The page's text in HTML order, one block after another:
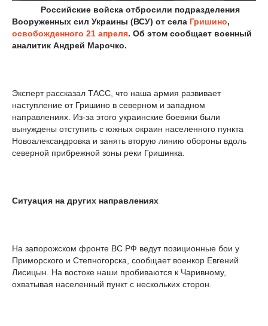
Российские войска отбросили подразделения
Вооруженных сил Украины (ВСУ) от села Гришино,
освобожденного 21 апреля. Об этом сообщает военный
аналитик Андрей Марочко.
Эксперт рассказал ТАСС, что наша армия развивает
наступление от Гришино в северном и западном
направлениях. Из-за этого украинские боевики были
вынуждены отступить с южных окраин населенного пункта
Новоалександровка и занять вторую линию обороны вдоль
северной прибрежной зоны реки Гришинка.
Ситуация на других направлениях
На запорожском фронте ВС РФ ведут позиционные бои у
Приморского и Степногорска, сообщает военкор Евгений
Лисицын. На востоке наши пробиваются к Чаривному,
охватывая населенный пункт с нескольких сторон.